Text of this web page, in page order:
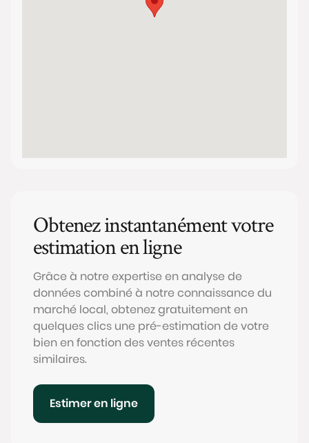
Obtenez instantanément votre
estimation en ligne
Grâce à notre expertise en analyse de
données combiné à notre connaissance du
marché local, obtenez gratuitement en
quelques clics une pré-estimation de votre
bien en fonction des ventes récentes
similaires.
Estimer en ligne